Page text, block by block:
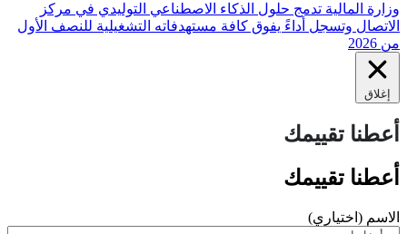
وزارة المالية تدمج حلول الذكاء الاصطناعي التوليدي في مركز
الاتصال وتسجل أداءً يفوق كافة مستهدفاته التشغيلية للنصف الأول
من 2026
إغلاق
أعطنا تقييمك
أعطنا تقييمك
الاسم (اختياري)